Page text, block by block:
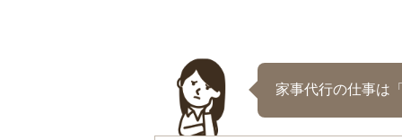
家事代行の仕事は